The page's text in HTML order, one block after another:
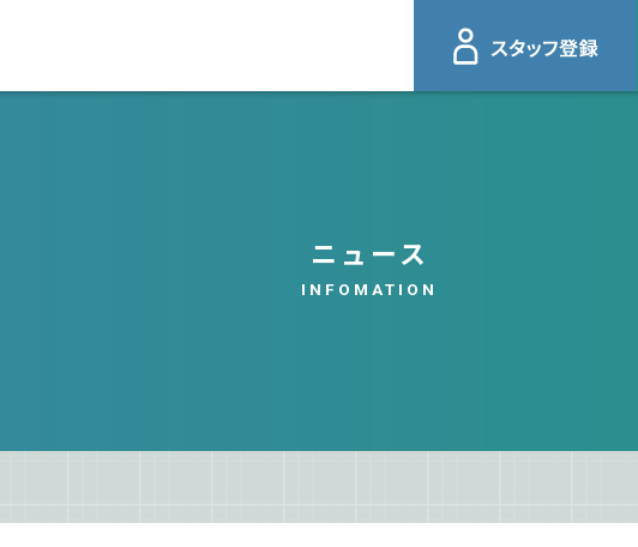
ニュース
INFOMATION